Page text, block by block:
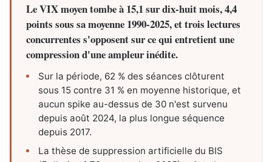
Le VIX moyen tombe à 15,1 sur dix-huit mois, 4,4
points sous sa moyenne 1990-2025, et trois lectures
concurrentes s'opposent sur ce qui entretient une
compression d'une ampleur inédite.
Sur la période, 62 % des séances clôturent
sous 15 contre 31 % en moyenne historique, et
aucun spike au-dessus de 30 n'est survenu
depuis août 2024, la plus longue séquence
depuis 2017.
La thèse de suppression artificielle du BIS